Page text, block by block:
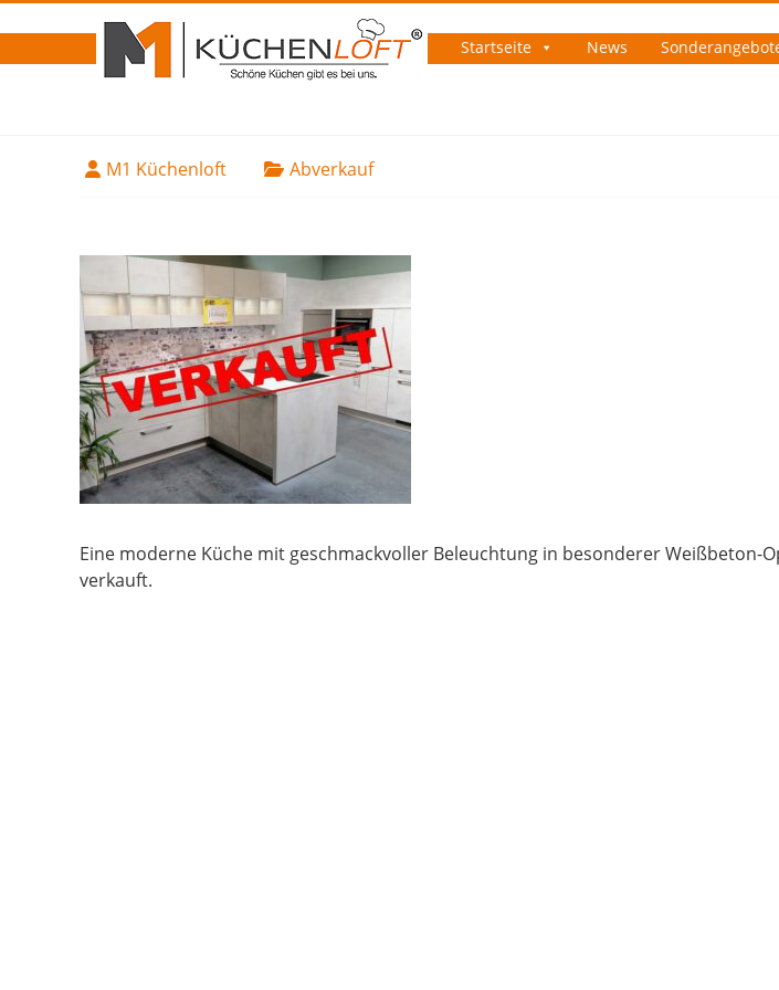
Startseite News
M1 Küchenloft Abverkauf
Eine moderne Küche mit geschmackvoller Beleuchtung in besonderer Weißbeton-
verkauft.